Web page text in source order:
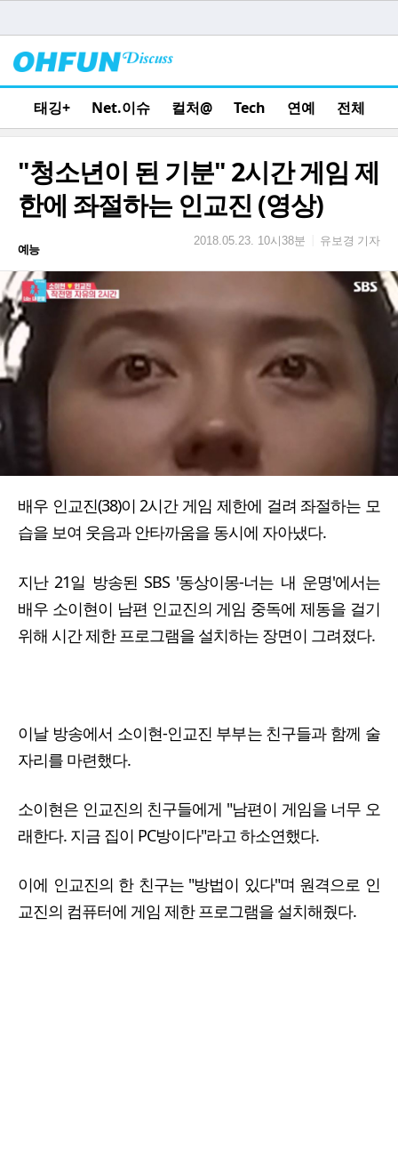
태깅+ Net.이슈 컬처@ Tech 연예 전체
"청소년이 된 기분" 2시간 게임 제
한에 좌절하는 인교진 (영상)
예능
2018.05.23. 10시38분 유보경 기자
배우 인교진(38)이 2시간 게임 제한에 걸려 좌절하는 모
습을 보여 웃음과 안타까움을 동시에 자아냈다.
지난 21일 방송된 SBS '동상이몽-너는 내 운명'에서는
배우 소이현이 남편 인교진의 게임 중독에 제동을 걸기
위해 시간 제한 프로그램을 설치하는 장면이 그려졌다.
이날 방송에서 소이현-인교진 부부는 친구들과 함께 술
자리를 마련했다.
소이현은 인교진의 친구들에게 "남편이 게임을 너무 오
래한다. 지금 집이 PC방이다"라고 하소연했다.
이에 인교진의 한 친구는 "방법이 있다"며 원격으로 인
교진의 컴퓨터에 게임 제한 프로그램을 설치해줬다.